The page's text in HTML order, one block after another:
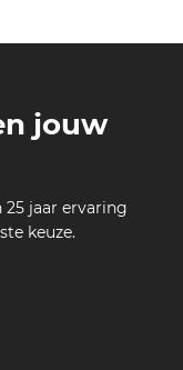
jouw
jaar ervaring
keuze.